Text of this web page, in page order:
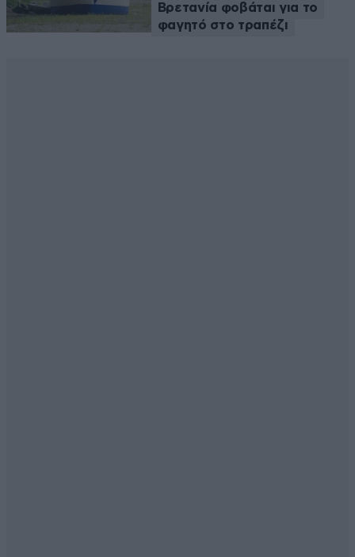
Βρετανία φοβάται για το
φαγητό στο τραπέζι